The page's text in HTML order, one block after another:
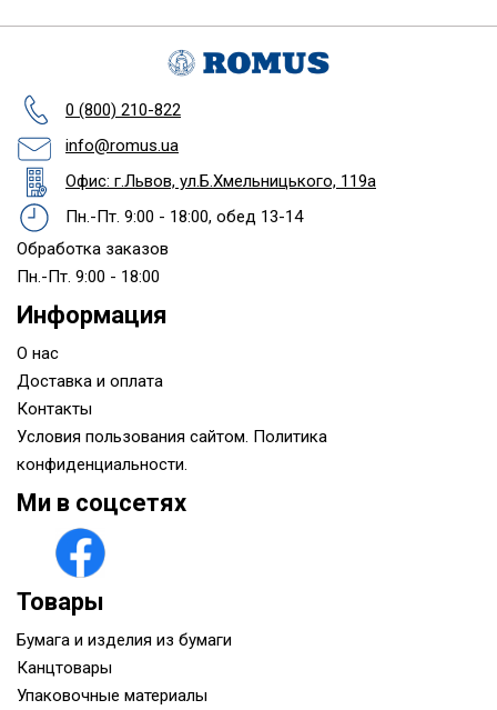
0 (800) 210-822
info@romus.ua
Офис: г.Львов, ул.Б.Хмельницького, 119а
Пн.-Пт. 9:00 - 18:00, обед 13-14
Обработка заказов
Пн.-Пт. 9:00 - 18:00
Информация
О нас
Доставка и оплата
Контакты
Условия пользования сайтом. Политика
конфиденциальности.
Ми в соцсетях
Товары
Бумага и изделия из бумаги
Канцтовары
Упаковочные материалы